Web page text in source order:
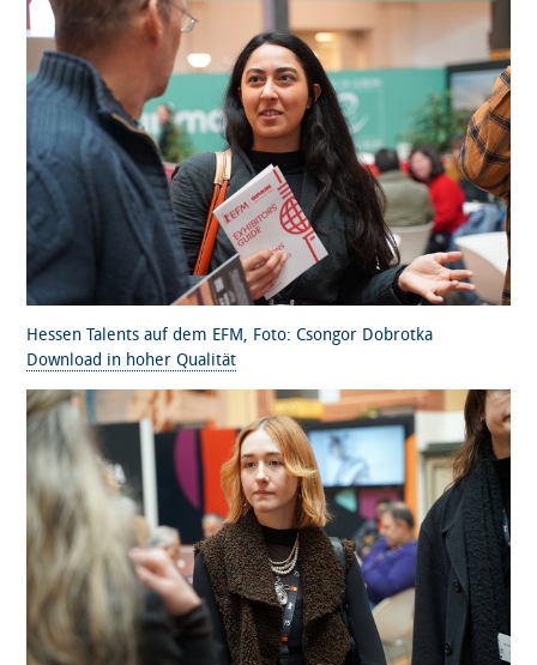
Hessen Talents auf dem EFM, Foto: Csongor Dobrotka
Download in hoher Qualität